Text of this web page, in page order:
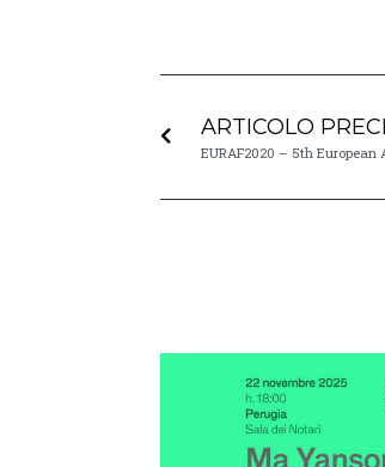
ARTICOLO
EURAF2020 – 5th European